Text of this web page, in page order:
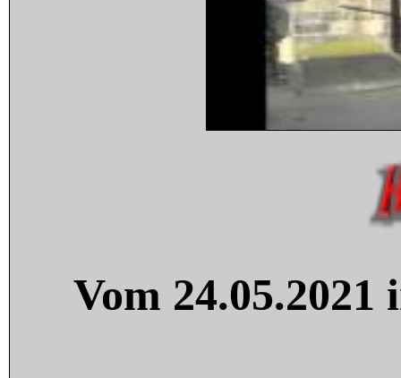
Vom